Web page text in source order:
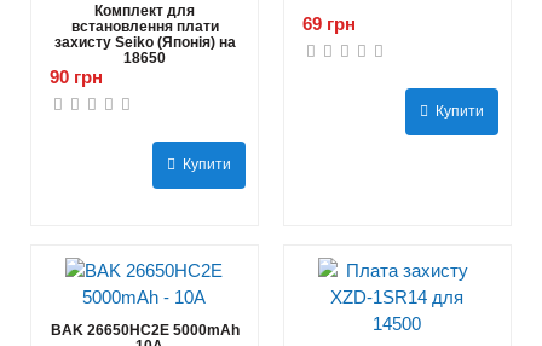
Комплект для
встановлення плати
захисту Seiko (Японія) на
18650
90 грн
Купити
69 грн
Купити
BAK 26650HC2E 5000mAh